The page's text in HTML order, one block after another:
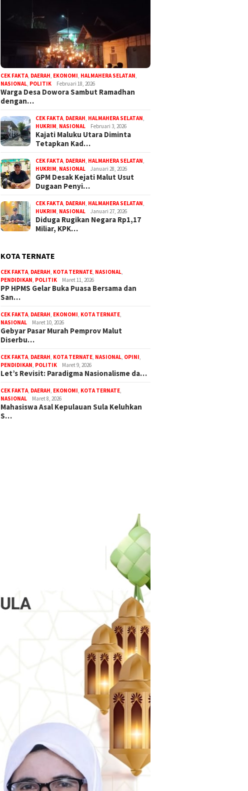
CEK FAKTA, DAERAH, EKONOMI, HALMAHERA SELATAN,
NASIONAL, POLITIK Februari 18, 2026
Warga Desa Dowora Sambut Ramadhan
dengan…
CEK FAKTA, DAERAH, HALMAHERA SELATAN,
HUKRIM, NASIONAL Februari 3, 2026
Kajati Maluku Utara Diminta
Tetapkan Kad…
CEK FAKTA, DAERAH, HALMAHERA SELATAN,
HUKRIM, NASIONAL Januari 28, 2026
GPM Desak Kejati Malut Usut
Dugaan Penyi…
CEK FAKTA, DAERAH, HALMAHERA SELATAN,
HUKRIM, NASIONAL Januari 27, 2026
Diduga Rugikan Negara Rp1,17
Miliar, KPK…
KOTA TERNATE
CEK FAKTA, DAERAH, KOTA TERNATE, NASIONAL,
PENDIDIKAN, POLITIK Maret 11, 2026
PP HPMS Gelar Buka Puasa Bersama dan
San…
CEK FAKTA, DAERAH, EKONOMI, KOTA TERNATE,
NASIONAL
Maret 10, 2026
Gebyar Pasar Murah Pemprov Malut
Diserbu…
CEK FAKTA, DAERAH, KOTA TERNATE, NASIONAL, OPINI,
PENDIDIKAN, POLITIK Maret 9, 2026
Let’s Revisit: Paradigma Nasionalisme da…
CEK FAKTA, DAERAH, EKONOMI, KOTA TERNATE,
NASIONAL
Maret 8, 2026
Mahasiswa Asal Kepulauan Sula Keluhkan
S…